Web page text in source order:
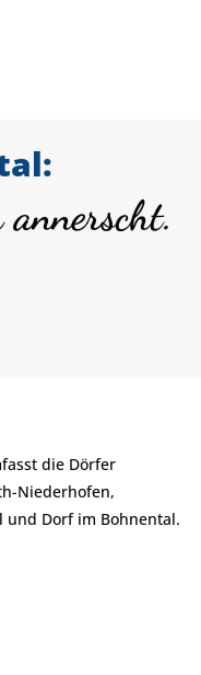
die Dörfer
Niederhofen,
und Dorf im Bohnental.